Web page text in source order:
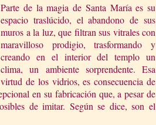
Parte de la magia de Santa María es su
espacio traslúcido, el abandono de sus
muros a la luz, que filtran sus vitrales con
maravilloso prodigio, trasformando y
creando en el interior del templo un
clima, un ambiente sorprendente. Esa
virtud de los vidrios, es consecuencia de
en su fabricación que, a pesar de
de imitar. Según se dice, son el